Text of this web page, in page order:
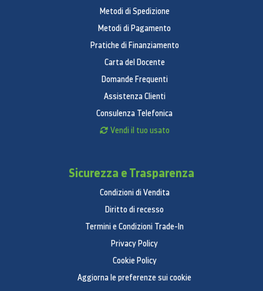
Metodi di Spedizione
Metodi di Pagamento
Pratiche di Finanziamento
Carta del Docente
Domande Frequenti
Assistenza Clienti
Consulenza Telefonica
Vendi il tuo usato
Sicurezza e Trasparenza
Condizioni di Vendita
Diritto di recesso
Termini e Condizioni Trade-In
Privacy Policy
Cookie Policy
Aggiorna le preferenze sui cookie